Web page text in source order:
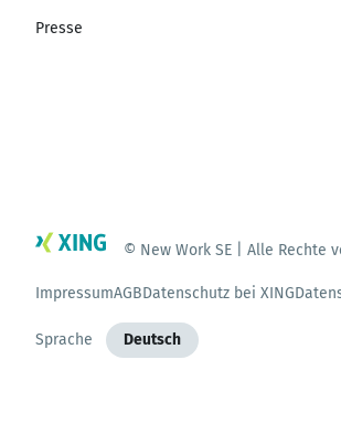
Presse
© New Work SE | Alle Rechte
ImpressumAGBDatenschutz bei XING
Sprache Deutsch